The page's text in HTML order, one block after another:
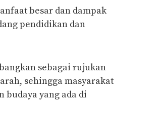
besar dan dampak
pendidikan dan
sebagai rujukan
sehingga masyarakat
budaya yang ada di